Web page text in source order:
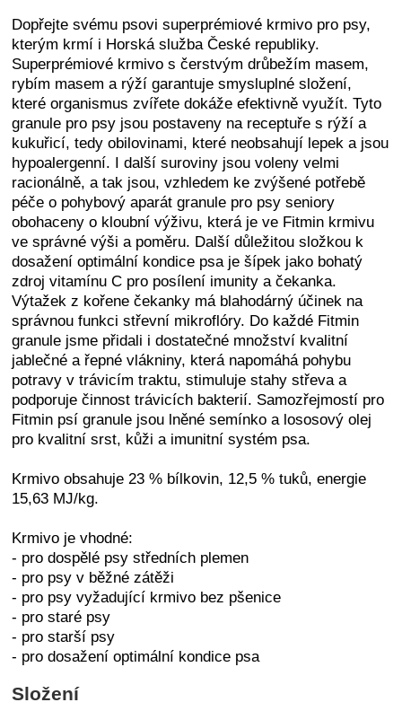
Dopřejte svému psovi superprémiové krmivo pro psy,
kterým krmí i Horská služba České republiky.
Superprémiové krmivo s čerstvým drůbežím masem,
rybím masem a rýží garantuje smysluplné složení,
které organismus zvířete dokáže efektivně využít. Tyto
granule pro psy jsou postaveny na receptuře s rýží a
kukuřicí, tedy obilovinami, které neobsahují lepek a jsou
hypoalergenní. I další suroviny jsou voleny velmi
racionálně, a tak jsou, vzhledem ke zvýšené potřebě
péče o pohybový aparát granule pro psy seniory
obohaceny o kloubní výživu, která je ve Fitmin krmivu
ve správné výši a poměru. Další důležitou složkou k
dosažení optimální kondice psa je šípek jako bohatý
zdroj vitamínu C pro posílení imunity a čekanka.
Výtažek z kořene čekanky má blahodárný účinek na
správnou funkci střevní mikroflóry. Do každé Fitmin
granule jsme přidali i dostatečné množství kvalitní
jablečné a řepné vlákniny, která napomáhá pohybu
potravy v trávicím traktu, stimuluje stahy střeva a
podporuje činnost trávicích bakterií. Samozřejmostí pro
Fitmin psí granule jsou lněné semínko a lososový olej
pro kvalitní srst, kůži a imunitní systém psa.
Krmivo obsahuje 23 % bílkovin, 12,5 % tuků, energie
15,63 MJ/kg.
Krmivo je vhodné:
- pro dospělé psy středních plemen
- pro psy v běžné zátěži
- pro psy vyžadující krmivo bez pšenice
- pro staré psy
- pro starší psy
- pro dosažení optimální kondice psa
Složení